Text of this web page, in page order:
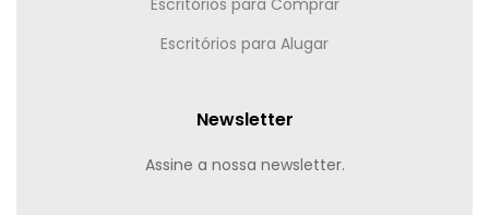
Escritórios para Comprar
Escritórios para Alugar
Newsletter
Assine a nossa newsletter.